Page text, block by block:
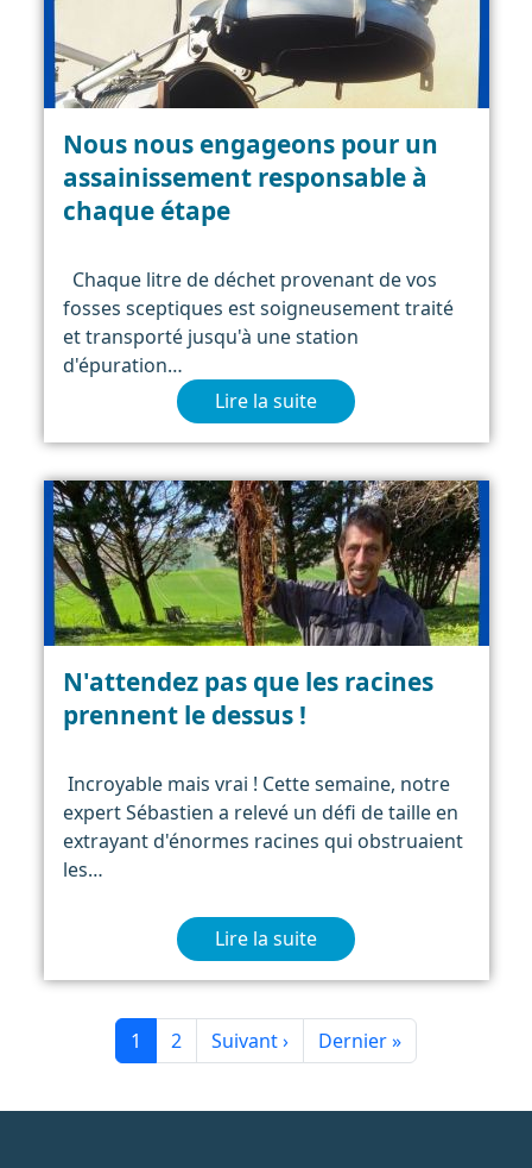
Nous nous engageons pour un
assainissement responsable à
chaque étape
Chaque litre de déchet provenant de vos
fosses sceptiques est soigneusement traité
et transporté jusqu'à une station
d'épuration…
Lire la suite
N'attendez pas que les racines
prennent le dessus !
Incroyable mais vrai ! Cette semaine, notre
expert Sébastien a relevé un défi de taille en
extrayant d'énormes racines qui obstruaient
les…
Lire la suite
Pagination
Page
1 Page
2 Page suivante
Suivant › Dernière page
Dernier »